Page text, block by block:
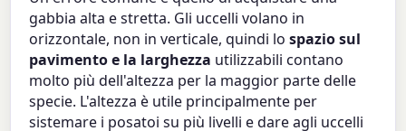
gabbia alta e stretta. Gli uccelli volano in
orizzontale, non in verticale, quindi lospazio sul
pavimento e la larghezza utilizzabili contano
molto più dell'altezza per la maggior parte delle
specie. L'altezza è utile principalmente per
sistemare i posatoi su più livelli e dare agli uccelli